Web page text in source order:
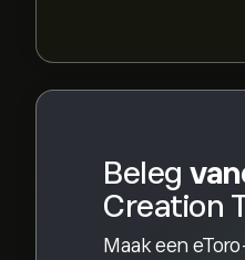
Beleg
Creation
Maak een